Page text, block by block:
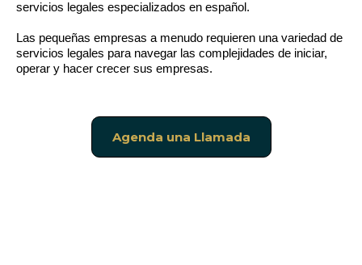
servicios legales especializados en español.
Las pequeñas empresas a menudo requieren una variedad de
servicios legales para navegar las complejidades de iniciar,
operar y hacer crecer sus empresas.
Agenda una Llamada